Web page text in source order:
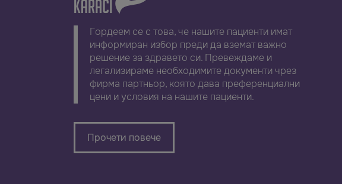
Гордеем се с това, че нашите пациенти имат
информиран избор преди да вземат важно
решение за здравето си. Превеждаме и
легализираме необходимите документи чрез
фирма партньор, която дава преференциални
цени и условия на нашите пациенти.
Прочети повече